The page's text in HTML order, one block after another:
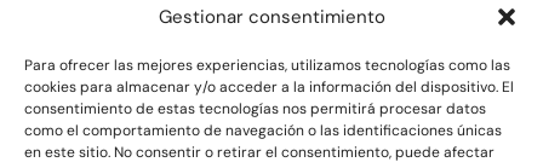
Gestionar consentimiento
Para ofrecer las mejores experiencias, utilizamos tecnologías como las
cookies para almacenar y/o acceder a la información del dispositivo. El
consentimiento de estas tecnologías nos permitirá procesar datos
como el comportamiento de navegación o las identificaciones únicas
en este sitio. No consentir o retirar el consentimiento, puede afectar
The Big Bang
Theory
The Blues
Brothers
ejercer
consultando
la
información
adicional
y
detallada